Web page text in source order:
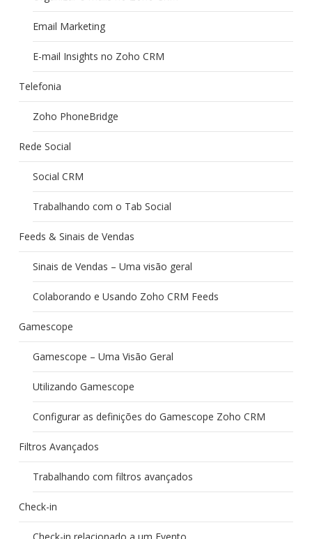
Email Marketing
E-mail Insights no Zoho CRM
Telefonia
Zoho PhoneBridge
Rede Social
Social CRM
Trabalhando com o Tab Social
Feeds & Sinais de Vendas
Sinais de Vendas – Uma visão geral
Colaborando e Usando Zoho CRM Feeds
Gamescope
Gamescope – Uma Visão Geral
Utilizando Gamescope
Configurar as definições do Gamescope Zoho CRM
Filtros Avançados
Trabalhando com filtros avançados
Check-in